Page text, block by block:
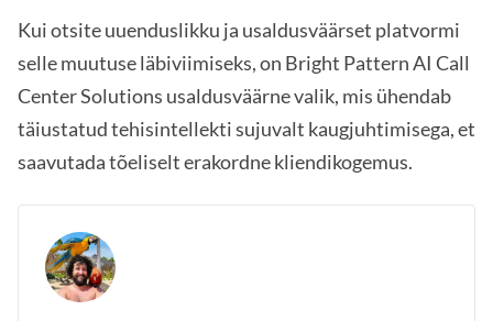
Kui otsite uuenduslikku ja usaldusväärset platvormi
selle muutuse läbiviimiseks, on Bright Pattern AI Call
Center Solutions usaldusväärne valik, mis ühendab
täiustatud tehisintellekti sujuvalt kaugjuhtimisega, et
saavutada tõeliselt erakordne kliendikogemus.